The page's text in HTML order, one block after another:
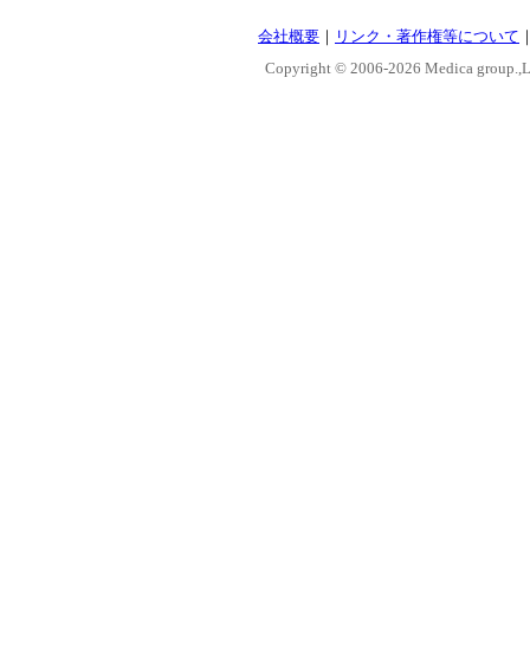
会社概要 ｜ リンク・著作権等について
Copyright © 2006-2026 Medica